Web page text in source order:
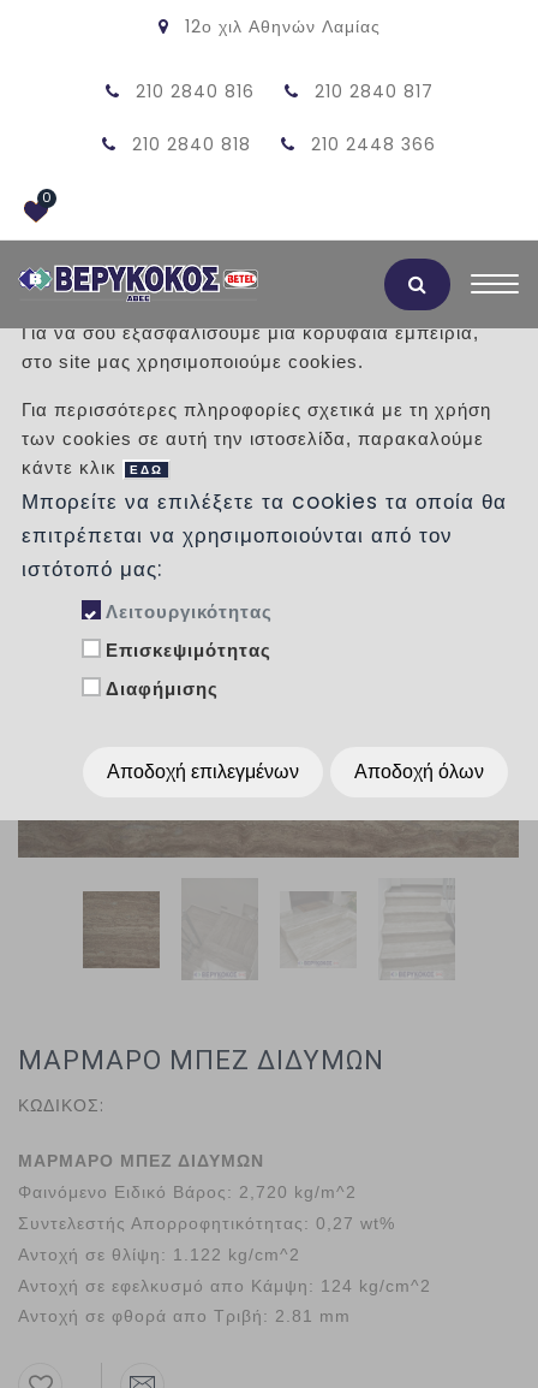
12ο χιλ Αθηνών Λαμίας
210 2840 816 210 2840 817
210 2840 818 210 2448 366
0
/ Προϊόντα / ΜΑΡΜΑΡΑ
ΜΑΡΜΑΡΑ
ΜΑΡΜΑΡΟ ΜΠΕΖ ΔΙΔΥΜΩΝ
ΚΩΔΙΚΟΣ:
ΜΑΡΜΑΡΟ ΜΠΕΖ ΔΙΔΥΜΩΝ
Φαινόμενο Ειδικό Βάρος: 2,720 kg/m^2
Συντελεστής Απορροφητικότητας: 0,27 wt%
Αντοχή σε θλίψη: 1.122 kg/cm^2
Αντοχή σε εφελκυσμό απο Κάμψη: 124 kg/cm^2
Αντοχή σε φθορά απο Τριβή: 2.81 mm
Αποδοχή Cookies
Για να σου εξασφαλίσουμε μια κορυφαία εμπειρία,
στο site μας χρησιμοποιούμε cookies.
Για περισσότερες πληροφορίες σχετικά με τη χρήση
των cookies σε αυτή την ιστοσελίδα, παρακαλούμε
κάντε κλικ
ΕΔΩ
Μπορείτε να επιλέξετε τα cookies τα οποία θα
επιτρέπεται να χρησιμοποιούνται από τον
ιστότοπό μας:
Λειτουργικότητας
Επισκεψιμότητας
Διαφήμισης
Αποδοχή επιλεγμένων Αποδοχή όλων